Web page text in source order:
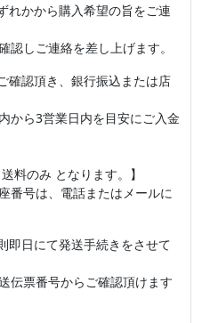
かから購入希望の旨をご連
しご連絡を差し上げます。
認頂き、銀行振込または店
ら3営業日内を目安にご入金
料のみ となります。】
番号は、電話またはメールに
日にて発送手続きをさせて
票番号からご確認頂けます